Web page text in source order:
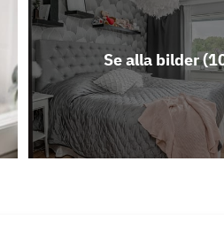
Se alla bilder (